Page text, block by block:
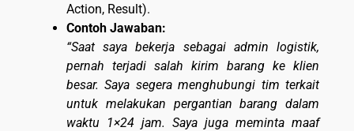
Action, Result).
Contoh Jawaban:
“Saat saya bekerja sebagai admin logistik,
pernah terjadi salah kirim barang ke klien
besar. Saya segera menghubungi tim terkait
untuk melakukan pergantian barang dalam
waktu 1×24 jam. Saya juga meminta maaf